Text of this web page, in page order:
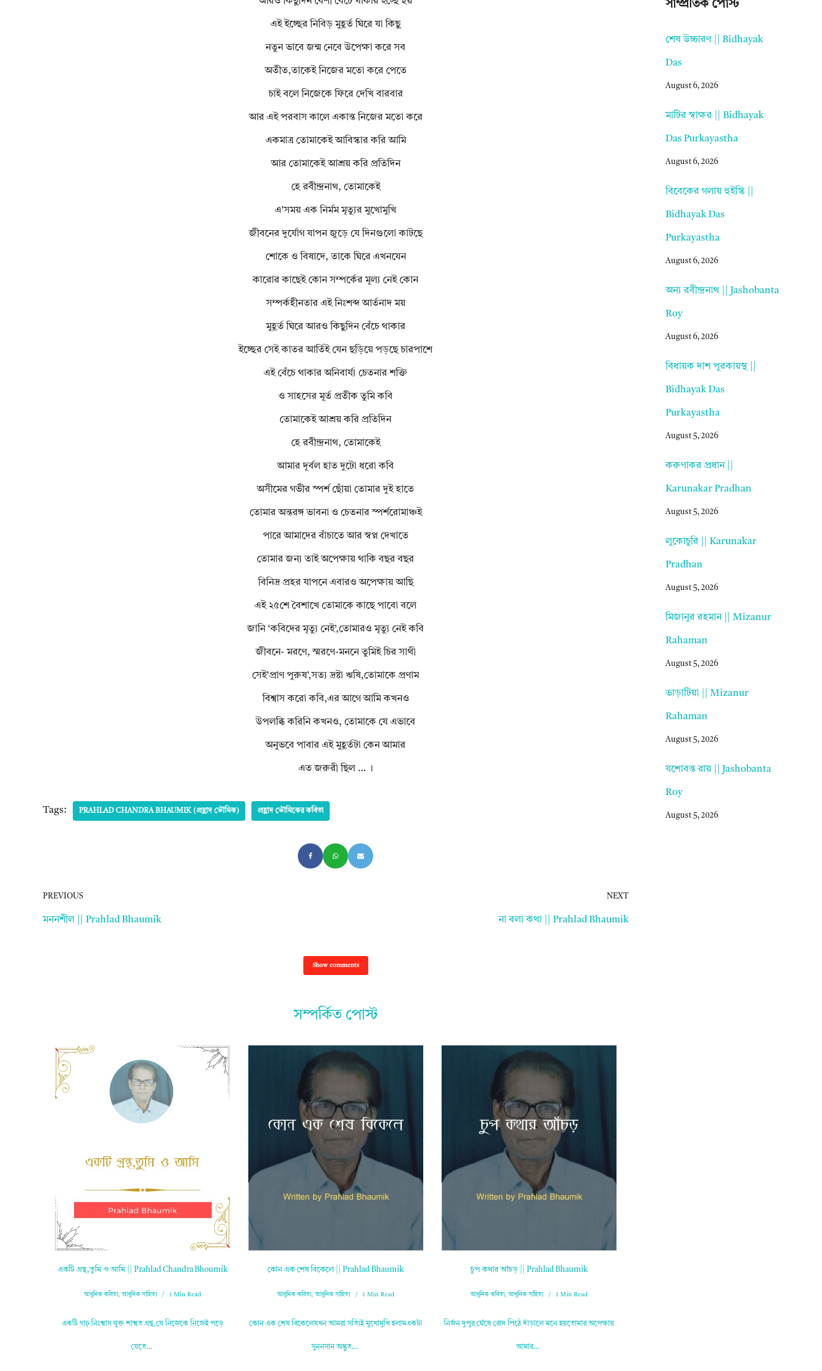
এই ইচ্ছের নিবিড় মুহূর্ত ঘিরে যা কিছু
নতুন ভাবে জন্ম নেবে উপেক্ষা করে সব
অতীত,তাকেই নিজের মতো করে পেতে
চাই বলে নিজেকে ফিরে দেখি বারবার
আর এই পরবাস কালে একান্ত নিজের মতো করে
একমাত্র তোমাকেই আবিস্কার করি আমি
আর তোমাকেই আশ্রয় করি প্রতিদিন
হে রবীন্দ্রনাথ, তোমাকেই
এ’সময় এক নির্মম মৃত্যুর মুখোমুখি
জীবনের দুর্যোগ যাপন জুড়ে যে দিনগুলো কাটছে
শোকে ও বিষাদে, তাকে ঘিরে এখনযেন
কারোর কাছেই কোন সম্পর্কের মূল্য নেই কোন
সম্পর্কহীনতার এই নিঃশব্দ আর্তনাদ ময়
মুহূর্ত ঘিরে আরও কিছুদিন বেঁচে থাকার
ইচ্ছের সেই কাতর আর্তিই যেন ছড়িয়ে পড়ছে চারপাশে
এই বেঁচে থাকার অনিবার্য্য চেতনার শক্তি
ও সাহসের মূর্ত প্রতীক তুমি কবি
তোমাকেই আশ্রয় করি প্রতিদিন
হে রবীন্দ্রনাথ, তোমাকেই
আমার দূর্বল হাত দুটো ধরো কবি
অসীমের গভীর স্পর্শ ছোঁয়া তোমার দুই হাতে
তোমার অন্তরঙ্গ ভাবনা ও চেতনার স্পর্শরোমাঞ্চই
পারে আমাদের বাঁচাতে আর স্বপ্ন দেখাতে
তোমার জন্য তাই অপেক্ষায় থাকি বছর বছর
বিনিদ্র প্রহর যাপনে এবারও অপেক্ষায় আছি
এই ২৫শে বৈশাখে তোমাকে কাছে পাবো বলে
জানি ‘কবিদের মৃত্যু নেই’,তোমারও মৃত্যু নেই কবি
জীবনে- মরণে, স্মরণে-মননে তুমিই চির সাথী
সেই’প্রাণ পুরুষ’,সত্য দ্রষ্টা ঋষি,তোমাকে প্রণাম
বিশ্বাস করো কবি,এর আগে আমি কখনও
উপলব্ধি করিনি কখনও, তোমাকে যে এভাবে
অনুভবে পাবার এই মুহূর্তটা কেন আমার
এত জরুরী ছিল … ।
Tags: PRAHLAD CHANDRA BHAUMIK (প্রহ্লাদ ভৌমিক) প্রহ্লাদ ভৌমিকের কবিতা
PREVIOUS
মননশীল || Prahlad Bhaumik
NEXT
না বলা কথা || Prahlad Bhaumik
Show comments
সম্পর্কিত পোস্ট
একটি গ্ৰন্থ,তুমি ও আমি || Prahlad Chandra Bhoumik
আধুনিক কবিতা,আধুনিক সাহিত্য 1 Min Read
একটি গাঢ় নিঃশ্বাস যুক্ত শাশ্বত গ্ৰন্থ,যে নিজেকে নিজেই পড়ে
যেতে…
কোন এক শেষ বিকেলে || Prahlad Bhaumik
আধুনিক কবিতা,আধুনিক সাহিত্য 1 Min Read
কোন এক শেষ বিকেলেযখন আমরা সত্যিই মুখোমুখি হলামএকটা
সুননসান অদ্ভুত…
চুপ কথার আঁচড় || Prahlad Bhaumik
আধুনিক কবিতা,আধুনিক সাহিত্য 1 Min Read
নির্জন দুপুর ঘেঁষে রোদ পিঠে দাঁড়ালে মনে হয়তোমার অপেক্ষায়
আমার…
সাম্প্রতিক পোস্ট
শেষ উচ্চারণ || Bidhayak
Das
August 6, 2026
মাটির স্বাক্ষর || Bidhayak
Das Purkayastha
August 6, 2026
বিবেকের গলায় হুইস্কি ||
Bidhayak Das
Purkayastha
August 6, 2026
অন্য রবীন্দ্রনাথ || Jashobanta
Roy
August 6, 2026
বিধায়ক দাশ পুরকায়স্থ ||
Bidhayak Das
Purkayastha
August 5, 2026
করুণাকর প্রধান ||
Karunakar Pradhan
August 5, 2026
লুকোচুরি || Karunakar
Pradhan
August 5, 2026
মিজানুর রহমান || Mizanur
Rahaman
August 5, 2026
ভাড়াটিয়া || Mizanur
Rahaman
August 5, 2026
যশোবন্ত রায় || Jashobanta
Roy
August 5, 2026